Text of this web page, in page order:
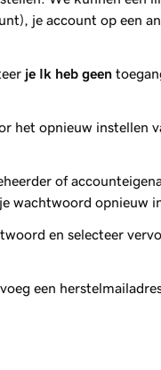
je account op een
je Ik heb geen
het opnieuw instellen
of
wachtwoord opnieuw
en selecteer
een